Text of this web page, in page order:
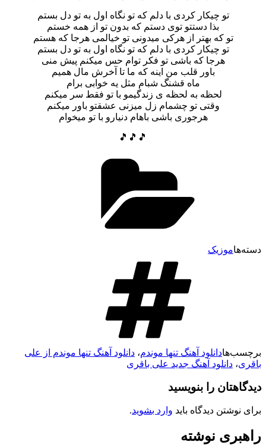
تو چیکار کردی با دلم که تو نگاه اول به تو دل بستم
بذا دستتو توی دستم که بدون تو از همه خستم
تو که بهتر از هرکی میدونی تو خیالمی هرجا که هستم
تو چیکار کردی با دلم که تو نگاه اول به تو دل بستم
هرجا که باشی تو فکر توام حس میکنم پیش منی
باور قلب من اینه که ما تا آخرش مال همیم
ماه قشنگ شبام مثل یه خوابی برام
لحظه به لحظه ی زندگیمو با تو فقط سر میکنم
وقتی تو چشمام زل میزنی عشقتو باور میکنم
هرجوری باشی باهام دنیارو با تو میخوام
🎵🎵🎵
موزیک
دانلود آهنگ تنها موندم،دانلود آهنگ تنها موندم از علی
،دانلود آهنگ جدید علی باقری
را بنویسید
نوشتن دیدگاه بایدوارد بشوید.
نوشته